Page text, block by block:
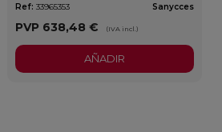
Ref: 33965353 Sanycces
PVP 638,48 € (IVA incl.)
AÑADIR